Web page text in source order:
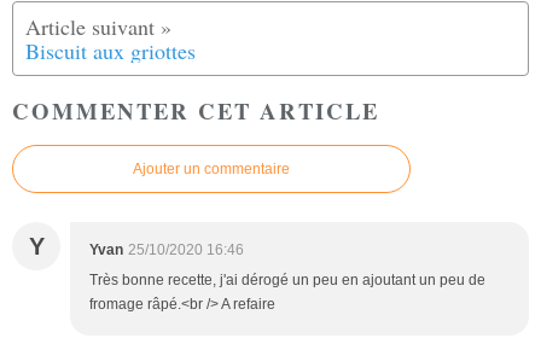
Biscuit aux griottes
COMMENTER CET ARTICLE
Ajouter un commentaire
Y Yvan 25/10/2020 16:46
Très bonne recette, j'ai dérogé un peu en ajoutant un peu de
fromage râpé.<br /> A refaire